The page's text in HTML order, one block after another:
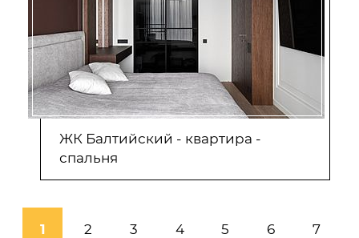
ЖК Балтийский - квартира -
спальня
1 2 3 4 5 6 7